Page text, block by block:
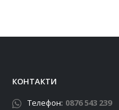
КОНТАКТИ
Телефон: 0876 543 239